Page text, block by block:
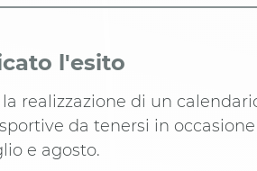
l'esito
realizzazione di un
da tenersi in occasione
e agosto.